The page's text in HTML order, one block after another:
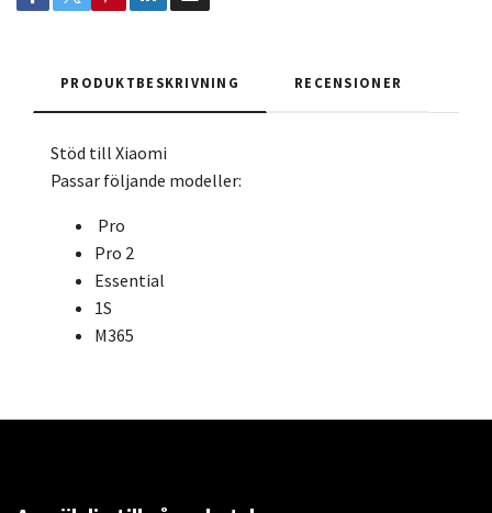
PRODUKTBESKRIVNING RECENSIONER
Stöd till Xiaomi
Passar följande modeller:
Pro
Pro 2
Essential
1S
M365